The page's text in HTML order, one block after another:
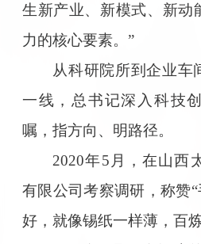
生新产业、新模式、新动
力的核心要素。”
从科研院所到企业车
一线，总书记深入科技
嘱，指方向、明路径。
2020年5月，在山西
有限公司考察调研，称赞
好，就像锡纸一样薄，百